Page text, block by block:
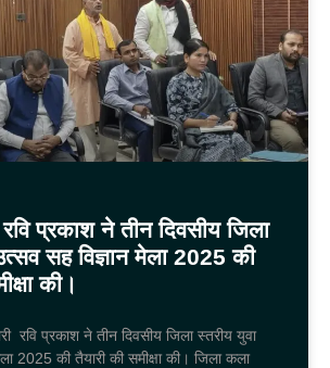
रवि प्रकाश ने तीन दिवसीय जिला
सह विज्ञान मेला 2025 की
की।
रवि प्रकाश ने तीन दिवसीय जिला स्तरीय युवा
2025 की तैयारी की समीक्षा की। जिला कला